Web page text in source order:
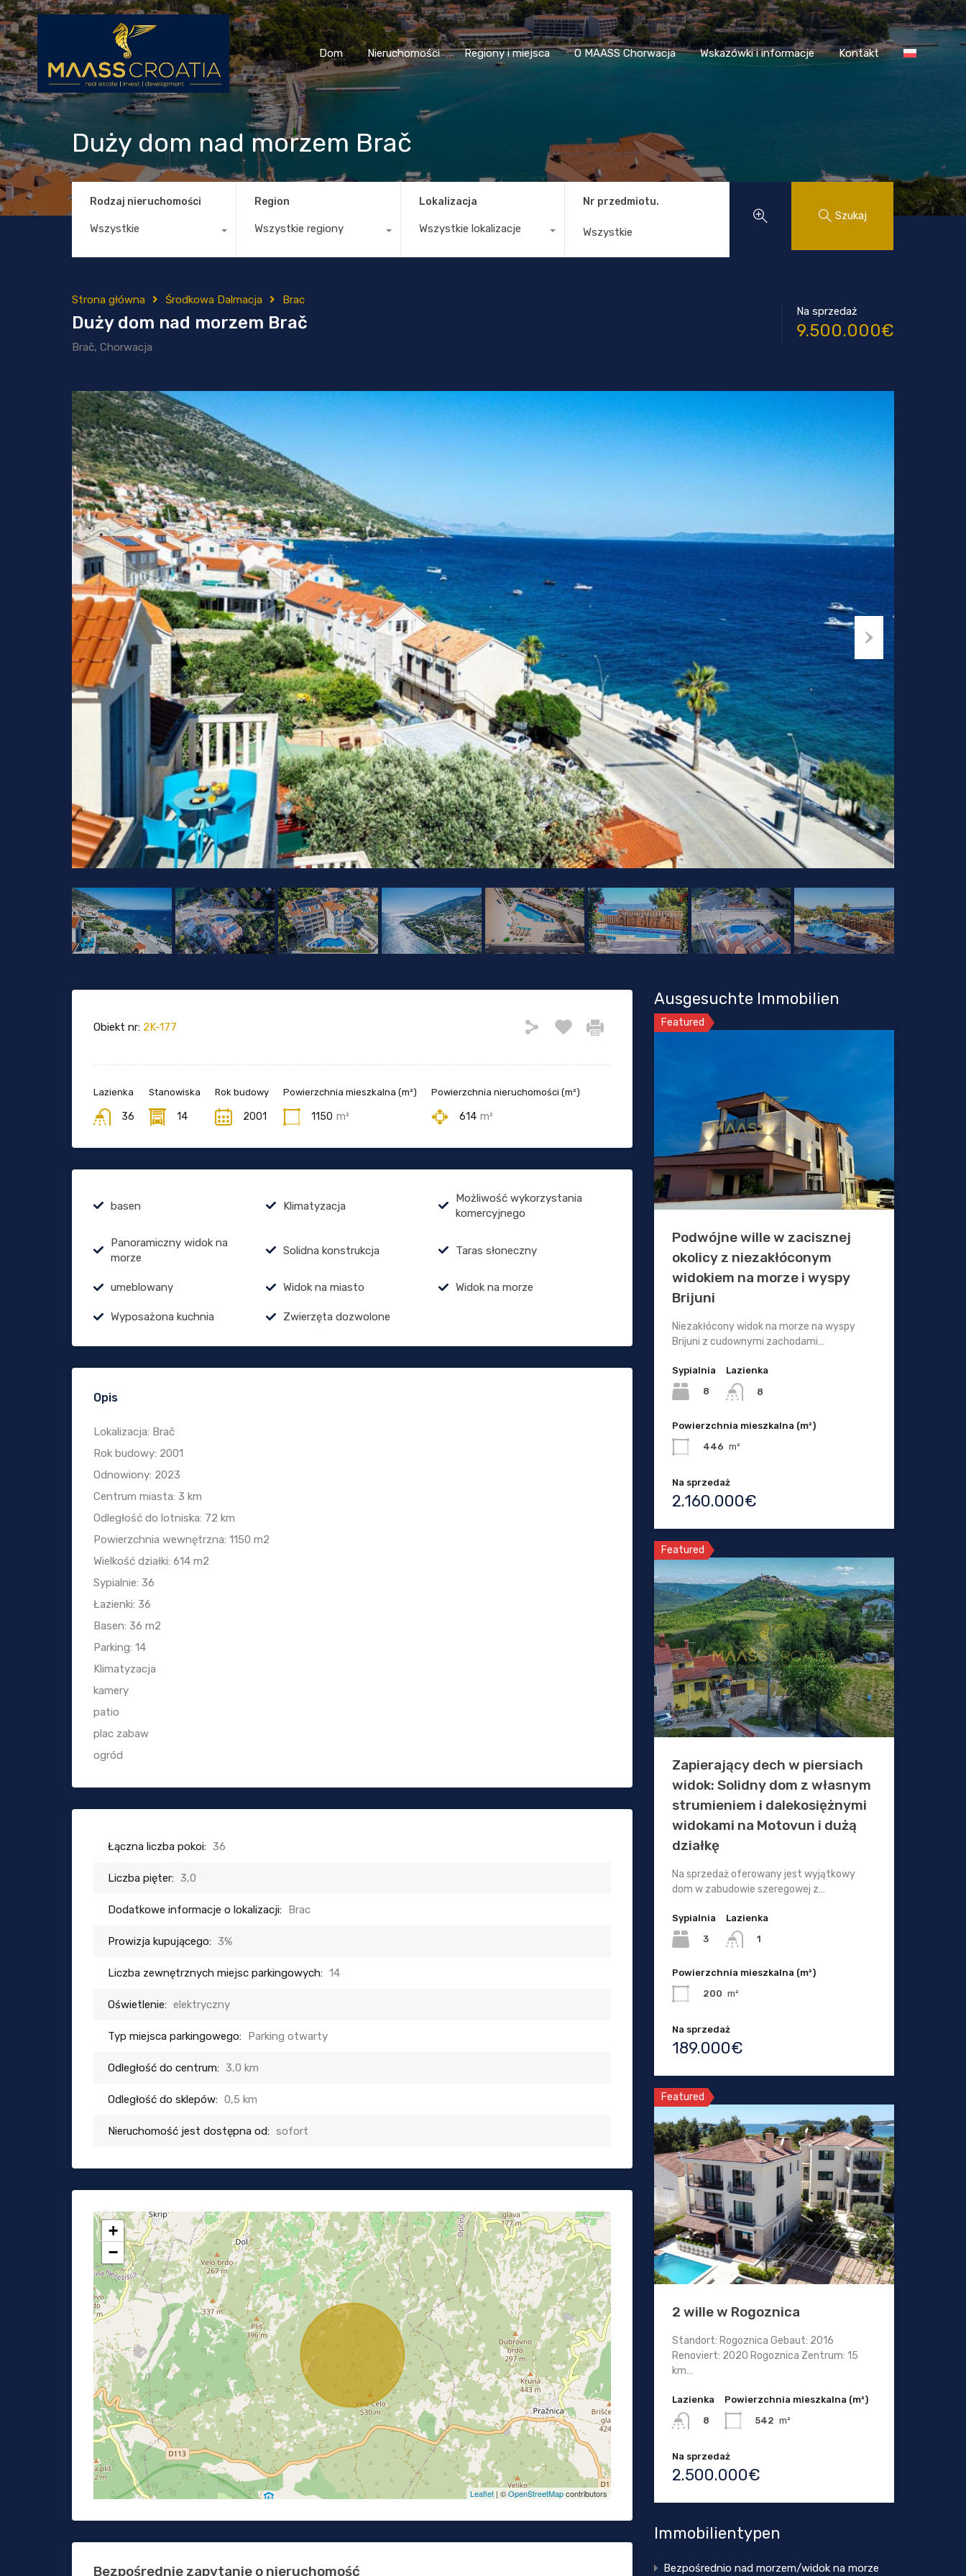
Dom Nieruchomości Regiony i miejsca O MAASS Chorwacja Wskazówki i informacje Kontakt
Dom Nieruchomości Regiony i miejsca O MAASS Chorwacja Wskazówki i informacje Kontakt
Duży dom nad morzem Brač
Rodzaj nieruchomości
Wszystkie
Region
Wszystkie regiony
Lokalizacja
Wszystkie lokalizacje
Nr przedmiotu.
Szukaj
Strona główna Środkowa Dalmacja Brac
Duży dom nad morzem Brač
Brač, Chorwacja
Na sprzedaż
9.500.000€
Obiekt nr: 2K-177
Lazienka
36
Stanowiska
14
Rok budowy
2001
Powierzchnia mieszkalna (m²)
1150 m²
Powierzchnia nieruchomości (m²)
614 m²
basen Klimatyzacja
Możliwość wykorzystania
komercyjnego
Panoramiczny widok na
morze
Solidna konstrukcja Taras słoneczny
umeblowany Widok na miasto Widok na morze
Wyposażona kuchnia Zwierzęta dozwolone
Opis
Lokalizacja: Brač
Rok budowy: 2001
Odnowiony: 2023
Centrum miasta: 3 km
Odległość do lotniska: 72 km
Powierzchnia wewnętrzna: 1150 m2
Wielkość działki: 614 m2
Sypialnie: 36
Łazienki: 36
Basen: 36 m2
Parking: 14
Klimatyzacja
kamery
patio
plac zabaw
ogród
Łączna liczba pokoi: 36
Liczba pięter: 3,0
Dodatkowe informacje o lokalizacji: Brac
Prowizja kupującego: 3%
Liczba zewnętrznych miejsc parkingowych: 14
Oświetlenie: elektryczny
Typ miejsca parkingowego: Parking otwarty
Odległość do centrum: 3,0 km
Odległość do sklepów: 0,5 km
Nieruchomość jest dostępna od: sofort
+
−
Leaflet| ©OpenStreetMapcontributors
Bezpośrednie zapytanie o nieruchomość
Ausgesuchte Immobilien
Featured
Podwójne wille w zacisznej
okolicy z niezakłóconym
widokiem na morze i wyspy
Brijuni
Niezakłócony widok na morze na wyspy
Brijuni z cudownymi zachodami…
Sypialnia
8
Lazienka
8
Powierzchnia mieszkalna (m²)
446 m²
Na sprzedaż
2.160.000€
Featured
Zapierający dech w piersiach
widok: Solidny dom z własnym
strumieniem i dalekosiężnymi
widokami na Motovun i dużą
działkę
Na sprzedaż oferowany jest wyjątkowy
dom w zabudowie szeregowej z…
Sypialnia
3
Lazienka
1
Powierzchnia mieszkalna (m²)
200 m²
Na sprzedaż
189.000€
Featured
2 wille w Rogoznica
Standort: Rogoznica Gebaut: 2016
Renoviert: 2020 Rogoznica Zentrum: 15
km…
Lazienka
8
Powierzchnia mieszkalna (m²)
542 m²
Na sprzedaż
2.500.000€
Immobilientypen
Bezpośrednio nad morzem/widok na morze